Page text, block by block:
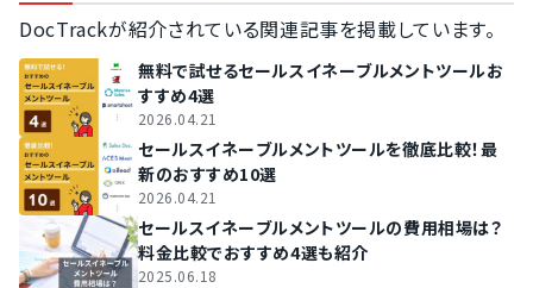
DocTrackが紹介されている関連記事を掲載しています。
無料で試せるセールスイネーブルメントツールお
すすめ4選
2026.04.21
セールスイネーブルメントツールを徹底比較！最
新のおすすめ10選
2026.04.21
セールスイネーブルメントツールの費用相場は？
料金比較でおすすめ4選も紹介
2025.06.18